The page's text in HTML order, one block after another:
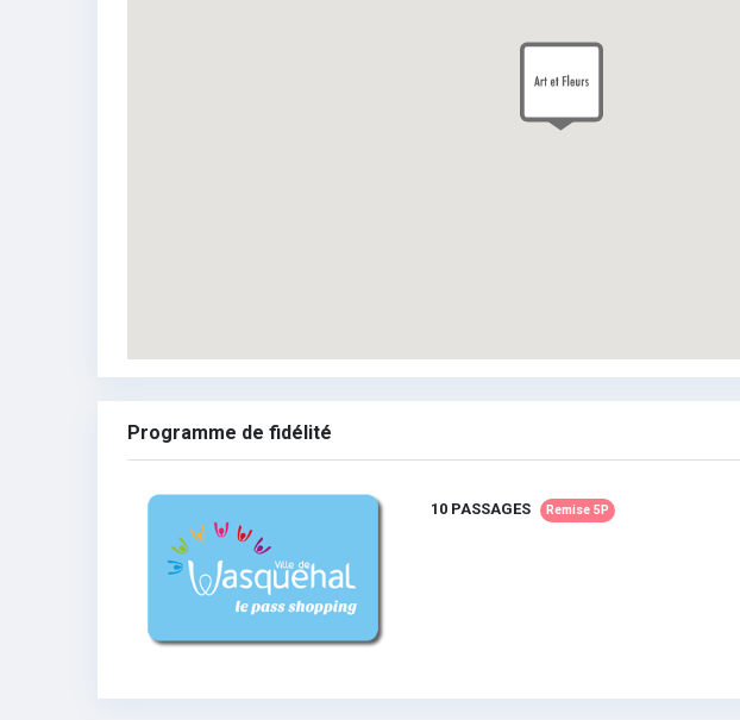
Programme de fidélité
10 PASSAGES Remise 5P